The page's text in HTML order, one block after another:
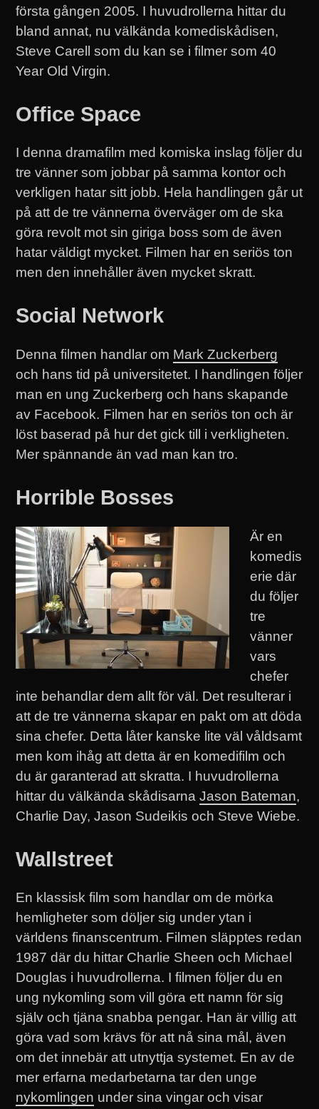
första gången 2005. I huvudrollerna hittar du
bland annat, nu välkända komediskådisen,
Steve Carell som du kan se i filmer som 40
Year Old Virgin.
Office Space
I denna dramafilm med komiska inslag följer du
tre vänner som jobbar på samma kontor och
verkligen hatar sitt jobb. Hela handlingen går ut
på att de tre vännerna överväger om de ska
göra revolt mot sin giriga boss som de även
hatar väldigt mycket. Filmen har en seriös ton
men den innehåller även mycket skratt.
Social Network
Denna filmen handlar om Mark Zuckerberg
och hans tid på universitetet. I handlingen följer
man en ung Zuckerberg och hans skapande
av Facebook. Filmen har en seriös ton och är
löst baserad på hur det gick till i verkligheten.
Mer spännande än vad man kan tro.
Horrible Bosses
Är en
komedis
erie där
du följer
tre
vänner
vars
chefer
inte behandlar dem allt för väl. Det resulterar i
att de tre vännerna skapar en pakt om att döda
sina chefer. Detta låter kanske lite väl våldsamt
men kom ihåg att detta är en komedifilm och
du är garanterad att skratta. I huvudrollerna
hittar du välkända skådisarnaJason Bateman,
Charlie Day, Jason Sudeikis och Steve Wiebe.
Wallstreet
En klassisk film som handlar om de mörka
hemligheter som döljer sig under ytan i
världens finanscentrum. Filmen släpptes redan
1987 där du hittar Charlie Sheen och Michael
Douglas i huvudrollerna. I filmen följer du en
ung nykomling som vill göra ett namn för sig
själv och tjäna snabba pengar. Han är villig att
göra vad som krävs för att nå sina mål, även
om det innebär att utnyttja systemet. En av de
mer erfarna medarbetarna tar den unge
nykomlingen under sina vingar och visar